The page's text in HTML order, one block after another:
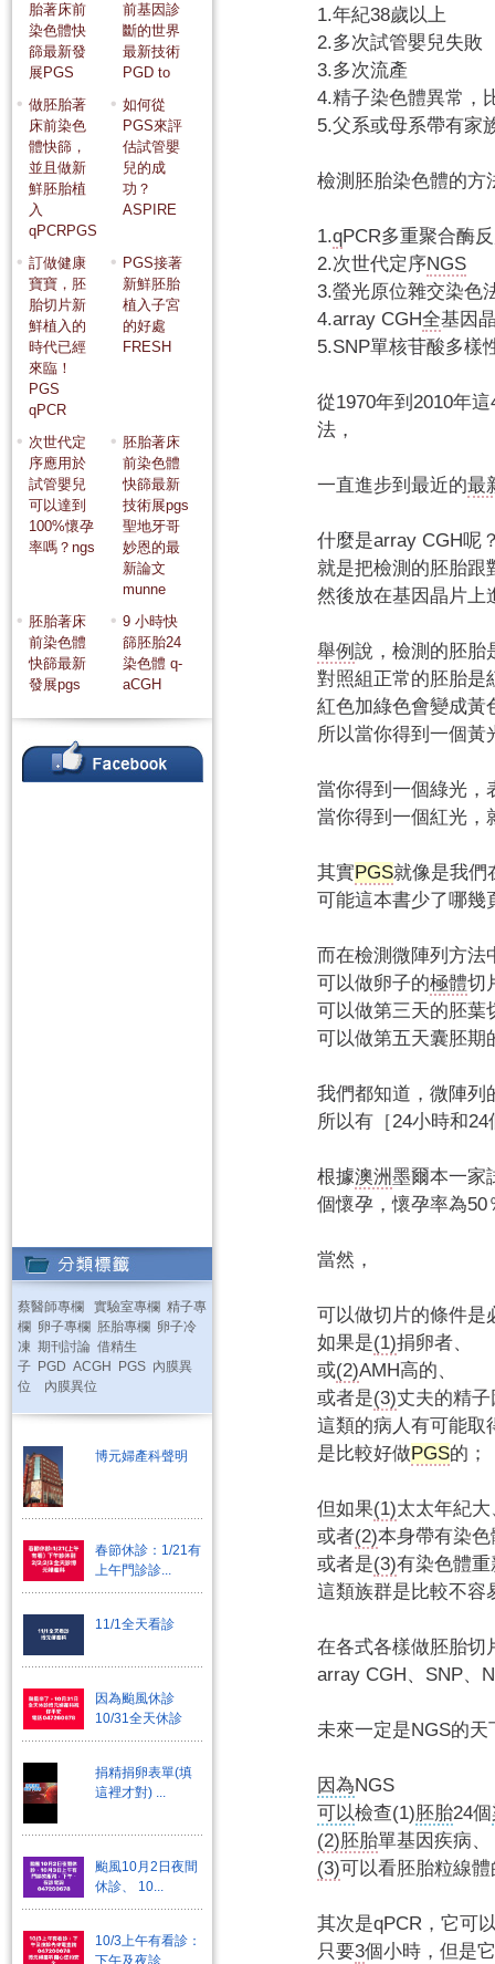
1.年紀38歲以上
2.多次試管嬰兒失敗
3.多次流產
4.精子染色體異常，
5.父系或母系帶有家
檢測胚胎染色體的方
1.qPCR多重聚合酶
2.次世代定序NGS
3.螢光原位雜交染色
4.array CGH全基因
5.SNP單核苷酸多樣
從1970年到2010年
法，
一直進步到最近的最
什麼是array CGH呢
就是把檢測的胚胎跟
然後放在基因晶片上
舉例 說，檢測的胚胎
對照組正常的胚胎是
紅色加綠色會變成黃
所以當你得到一個黃
當你得到一個綠光，
當你得到一個紅光，
其實PGS就像是我們
可能這本書少了哪幾
而在檢測微陣列方法
可以做卵子的極體切
可以做第三天的胚葉
可以做第五天囊胚期
我們都知道，微陣列
所以有［24小時和
根據澳洲墨爾本一家
個懷孕，懷孕率為50
當然，
可以做切片的條件是
如果是(1)捐卵者、
或(2)AMH高的、
或者是(3)丈夫的精
這類的病人有可能取
是比較好做PGS的；
但如果(1)太太年紀
或者(2)本身帶有染
或者是(3)有染色體
這類族群是比較不容
在各式各樣做胚胎切
array CGH、SNP、
未來一定是NGS的天
因為NGS
可以檢查(1)胚胎24個
(2)胚胎單基因疾病、
(3)可以看胚胎粒線
其次是qPCR，它可
只要3個小時，但是
胎著床前
染色體快
篩最新發
展PGS
前基因診
斷的世界
最新技術
PGD to
做胚胎著
床前染色
體快篩，
並且做新
鮮胚胎植
入
qPCRPGS
如何從
PGS來評
估試管嬰
兒的成
功？
ASPIRE
訂做健康
寶寶，胚
胎切片新
鮮植入的
時代已經
來臨！
PGS
qPCR
PGS接著
新鮮胚胎
植入子宮
的好處
FRESH
次世代定
序應用於
試管嬰兒
可以達到
100%懷孕
率嗎？ngs
胚胎著床
前染色體
快篩最新
技術展pgs
聖地牙哥
妙恩的最
新論文
munne
胚胎著床
前染色體
快篩最新
發展pgs
9 小時快
篩胚胎24
染色體 q-
aCGH
蔡醫師專欄 實驗室專欄 精子專
欄 卵子專欄 胚胎專欄 卵子冷
凍 期刊討論 借精生
子 PGD ACGH PGS 內膜異
位
內膜異位
博元婦產科聲明
春節休診：1/21有
上午門診診...
11/1全天看診
因為颱風休診
10/31全天休診
捐精捐卵表單(填
這裡才對) ...
颱風10月2日夜間
休診、 10...
10/3上午有看診：
下午及夜診...